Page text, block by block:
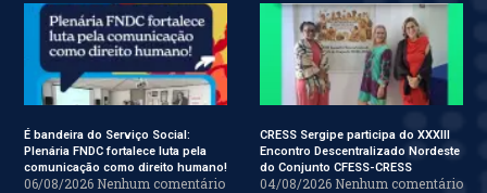
É bandeira do Serviço Social:
Plenária FNDC fortalece luta pela
comunicação como direito humano!
06/08/2026 Nenhum comentário
CRESS Sergipe participa do XXXIII
Encontro Descentralizado Nordeste
do Conjunto CFESS-CRESS
04/08/2026 Nenhum comentário